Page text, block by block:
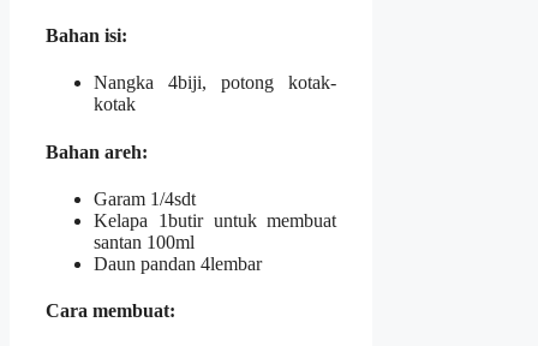
Bahan isi:
Nangka 4biji, potong kotak-
kotak
Bahan areh:
Garam 1/4sdt
Kelapa 1butir untuk membuat
santan 100ml
Daun pandan 4lembar
Cara membuat: